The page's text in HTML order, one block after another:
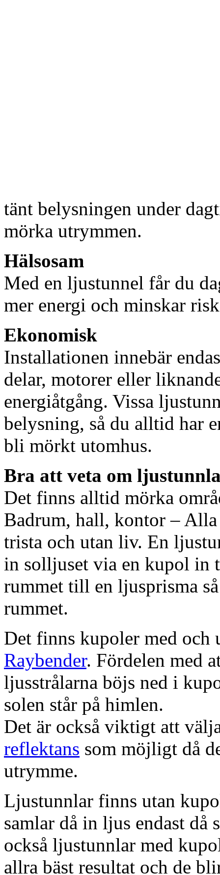
tänt belysningen under
mörka utrymmen.
Hälsosam
Med en ljustunnel får du
mer energi och minskar
Ekonomisk
Installationen innebär
delar, motorer eller
energiåtgång. Vissa
belysning, så du alltid har
bli mörkt utomhus.
Bra att veta om
Det finns alltid mörka
Badrum, hall, kontor – Alla
trista och utan liv. En
in solljuset via en kupol in
rummet till en ljusprisma
rummet.
Det finns kupoler med och
Raybender. Fördelen med
ljusstrålarna böjs ned i
solen står på himlen.
Det är också viktigt att
reflektans som möjligt då
utrymme.
Ljustunnlar finns utan
samlar då in ljus endast då
också ljustunnlar med
allra bäst resultat och de